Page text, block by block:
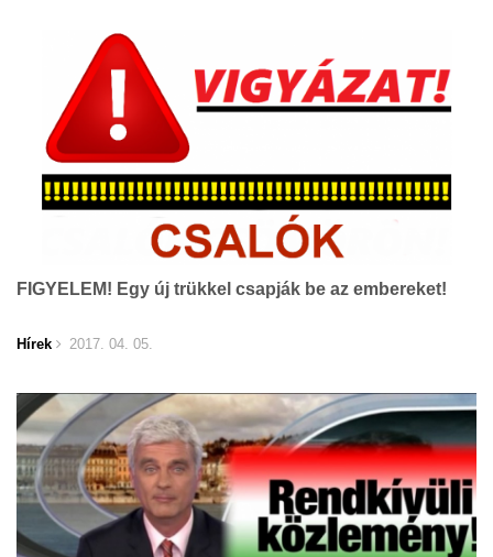
FIGYELEM! Egy új trükkel csapják be az embereket!
Hírek 2017. 04. 05.